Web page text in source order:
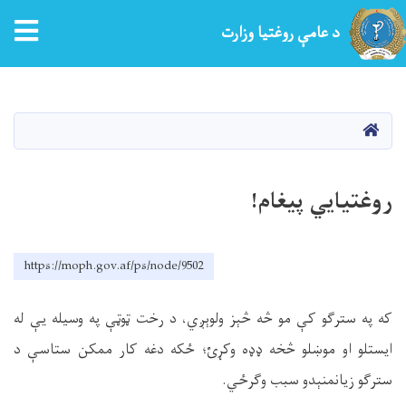
د عامې روغتیا وزارت
کور
روغتیايي پيغام!
https://moph.gov.af/ps/node/9502
که په سترګو کې مو څه څېز ولوېږي، د رخت ټوټې په وسيله يې له
ايستلو او موښلو څخه ډډه وکړئ؛ ځکه دغه کار ممکن ستاسې د
سترګو زيانمنېدو سبب وګرځي.